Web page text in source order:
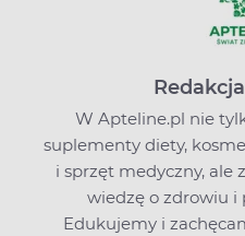
W Apteline.pl nie
suplementy diety,
i sprzęt medyczny, ale
wiedzę o zdrowiu i
Edukujemy i